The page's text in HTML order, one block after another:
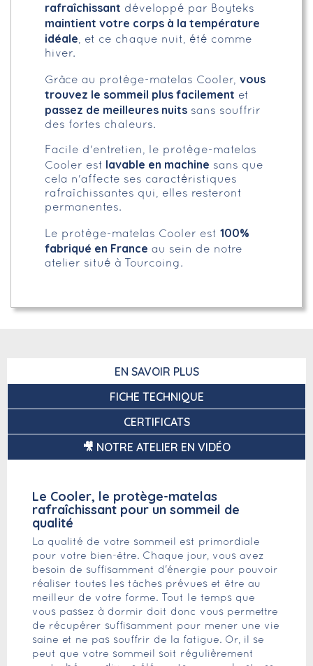
rafraîchissant développé par Boyteks
maintient votre corps à la température
idéale, et ce chaque nuit, été comme
hiver.
Grâce au protège-matelas Cooler, vous
trouvez le sommeil plus facilement et
passez de meilleures nuits sans souffrir
des fortes chaleurs.
Facile d'entretien, le protège-matelas
Cooler est lavable en machine sans que
cela n'affecte ses caractéristiques
rafraîchissantes qui, elles resteront
permanentes.
Le protège-matelas Cooler est 100%
fabriqué en France au sein de notre
atelier situé à Tourcoing.
EN SAVOIR PLUS
FICHE TECHNIQUE
CERTIFICATS
🎥 NOTRE ATELIER EN VIDÉO
Le Cooler, le protège-matelas
rafraîchissant pour un sommeil de
qualité
La qualité de votre sommeil est primordiale
pour votre bien-être. Chaque jour, vous avez
besoin de suffisamment d'énergie pour pouvoir
réaliser toutes les tâches prévues et être au
meilleur de votre forme. Tout le temps que
vous passez à dormir doit donc vous permettre
de récupérer suffisamment pour mener une vie
saine et ne pas souffrir de la fatigue. Or, il se
peut que votre sommeil soit régulièrement